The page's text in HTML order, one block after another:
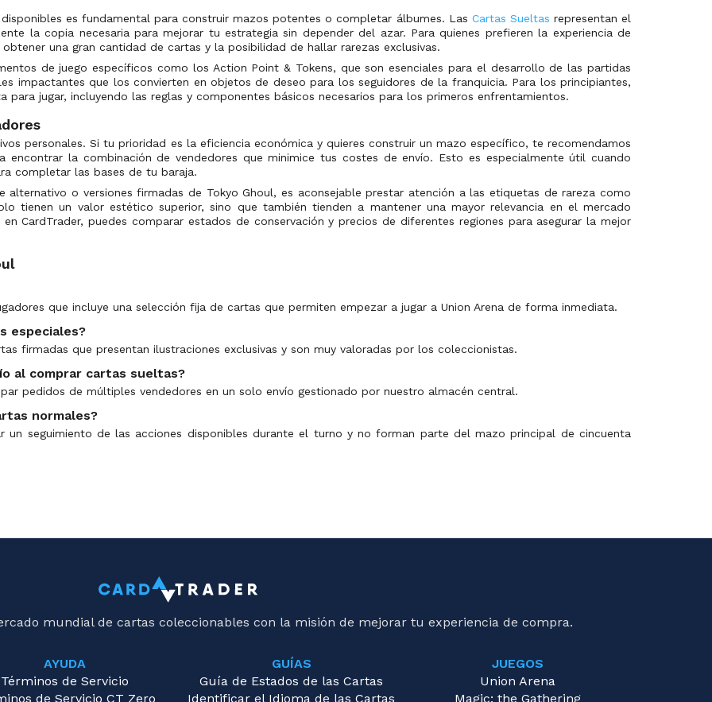
es fundamental para construir mazos potentes o completar álbumes. Las Cartas Sueltas representan el
la copia necesaria para mejorar tu estrategia sin depender del azar. Para quienes prefieren la experiencia de
una gran cantidad de cartas y la posibilidad de hallar rarezas exclusivas.
de juego específicos como los Action Point & Tokens, que son esenciales para el desarrollo de las partidas
impactantes que los convierten en objetos de deseo para los seguidores de la franquicia. Para los principiantes,
para jugar, incluyendo las reglas y componentes básicos necesarios para los primeros enfrentamientos.
personales. Si tu prioridad es la eficiencia económica y quieres construir un mazo específico, te recomendamos
encontrar la combinación de vendedores que minimice tus costes de envío. Esto es especialmente útil cuando
completar las bases de tu baraja.
o versiones firmadas de Tokyo Ghoul, es aconsejable prestar atención a las etiquetas de rareza como
tienen un valor estético superior, sino que también tienden a mantener una mayor relevancia en el mercado
CardTrader, puedes comparar estados de conservación y precios de diferentes regiones para asegurar la mejor
que incluye una selección fija de cartas que permiten empezar a jugar a Union Arena de forma inmediata.
especiales?
firmadas que presentan ilustraciones exclusivas y son muy valoradas por los coleccionistas.
al comprar cartas sueltas?
pedidos de múltiples vendedores en un solo envío gestionado por nuestro almacén central.
normales?
un seguimiento de las acciones disponibles durante el turno y no forman parte del mazo principal de cincuenta
mundial de cartas coleccionables con la misión de mejorar tu experiencia de compra.
AYUDA
Términos de Servicio
de Servicio CT Zero
GUÍAS
Guía de Estados de las Cartas
Identificar el Idioma de las Cartas
JUEGOS
Union Arena
Magic: the Gathering